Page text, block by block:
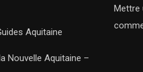
Aquitaine
Nouvelle Aquitaine –
Mettre